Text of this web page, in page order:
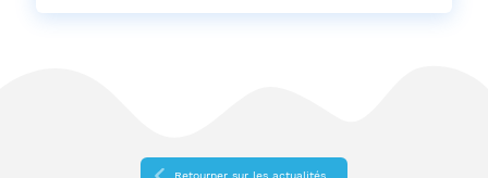
Retourner sur les actualités